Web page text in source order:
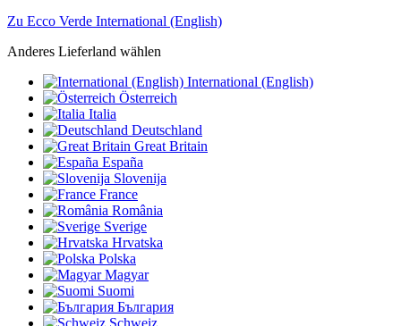
Zu Ecco Verde International (English)
Anderes Lieferland wählen
International (English)
Österreich
Italia
Deutschland
Great Britain
España
Slovenija
France
România
Sverige
Hrvatska
Polska
Magyar
Suomi
България
Schweiz